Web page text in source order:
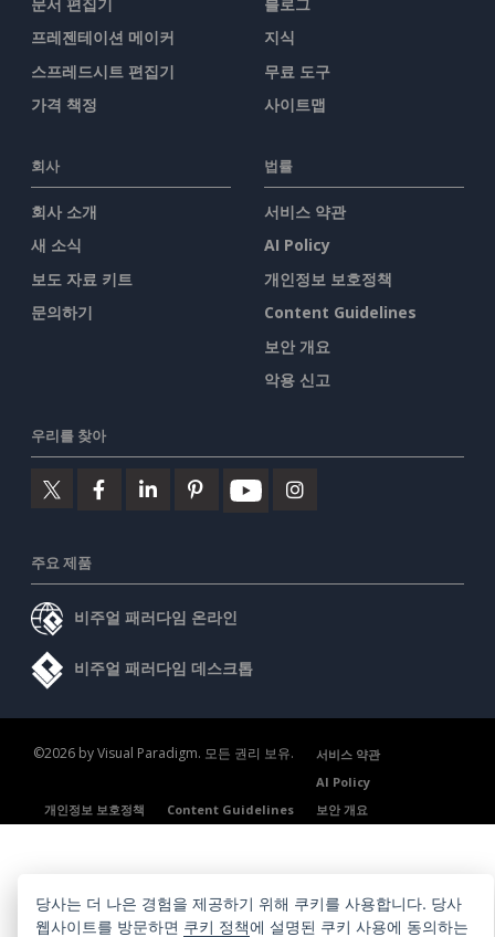
프레젠테이션 메이커
스프레드시트 편집기
가격 책정
지식
무료 도구
사이트맵
회사
회사 소개
새 소식
보도 자료 키트
문의하기
법률
서비스 약관
AI Policy
개인정보 보호정책
Content Guidelines
보안 개요
악용 신고
우리를 찾아
주요 제품
비주얼 패러다임 온라인
비주얼 패러다임 데스크톱
©2026 by Visual Paradigm. 모든 권리 보유.
서비스 약관
AI Policy
개인정보 보호정책
Content Guidelines 보안 개요
당사는 더 나은 경험을 제공하기 위해 쿠키를 사용합니다. 당사
웹사이트를 방문하면 쿠키 정책에 설명된 쿠키 사용에 동의하는